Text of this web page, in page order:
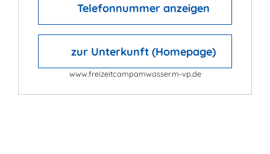
Telefonnummer anzeigen
zur Unterkunft (Homepage)
www.freizeitcampamwasser.m-vp.de